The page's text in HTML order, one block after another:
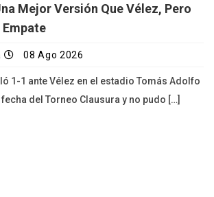
Mejor Versión Que Vélez, Pero
08 Ago 2026
1-1 ante Vélez en el estadio Tomás Adolfo
del Torneo Clausura y no pudo […]